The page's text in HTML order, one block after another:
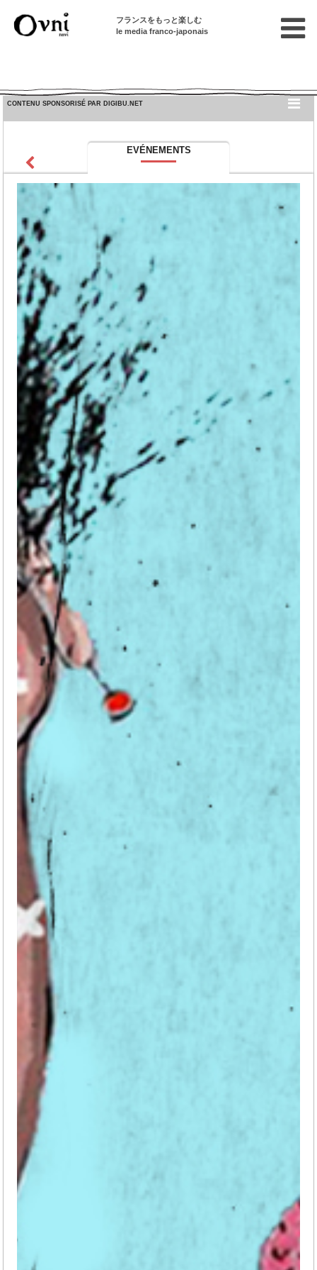
フランスをもっと楽しむ
le media franco-japonais
CONTENU SPONSORISÉ PAR DIGIBU.NET
EVÉNEMENTS